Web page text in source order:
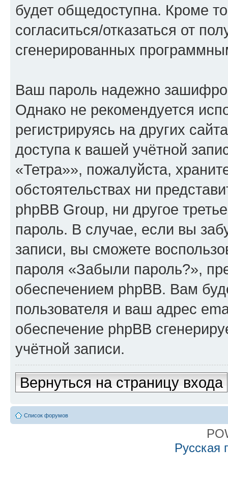
будет общедоступна. Кроме
согласиться/отказаться от
сгенерированных
Ваш пароль надежно
Однако не рекомендуется
регистрируясь на других
доступа к вашей учётной
«Тетра»», пожалуйста,
обстоятельствах ни
phpBB Group, ни другое
пароль. В случае, если вы
записи, вы сможете
пароля «Забыли пароль?»,
обеспечением phpBB. Вам
пользователя и ваш адрес
обеспечение phpBB
учётной записи.
Вернуться на страницу входа
Список форумов
Русская